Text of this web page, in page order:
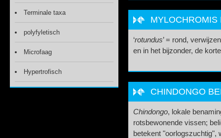
MYLOCHROMIS
‘rotundus’ = rond,
en in het bijzonder, de
CHINDONGO
Chindongo, lokale
rotsbewonende vissen;
betekent "oorlogszuchtig",
Terminale taxa
polyfyletisch
Microfaag
Hypertrofisch